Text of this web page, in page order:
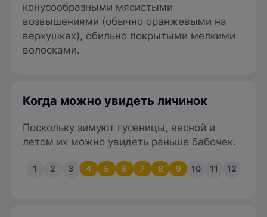
конусообразными мясистыми
возвышениями (обычно оранжевыми на
верхушках), обильно покрытыми мелкими
волосками.
Когда можно увидеть личинок
Поскольку зимуют гусеницы, весной и
летом их можно увидеть раньше бабочек.
1 2 3 4 5 6 7 8 9 10 11 12